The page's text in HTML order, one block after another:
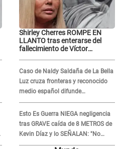
Shirley Cherres ROMPE EN
LLANTO tras enterarse del
fallecimiento de Víctor
corazón está roto..."
Caso de Naldy Saldaña de La Bella
Luz cruza fronteras y reconocido
medio español difunde
INDIGNANTE video: "Un hombre
semicalvo que le dobla la edad"
Esto Es Guerra NIEGA negligencia
tras GRAVE caída de 8 METROS de
Kevin Díaz y lo SEÑALAN: "No
adoptó la postura correcta"